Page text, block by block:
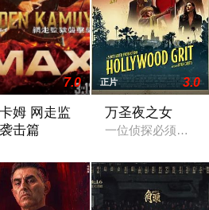
联手，将绑架来的墨西哥黑帮成员派
7.0
姆 网走监
击篇
正片 3.0
万圣夜之女
一位侦探必须与黑